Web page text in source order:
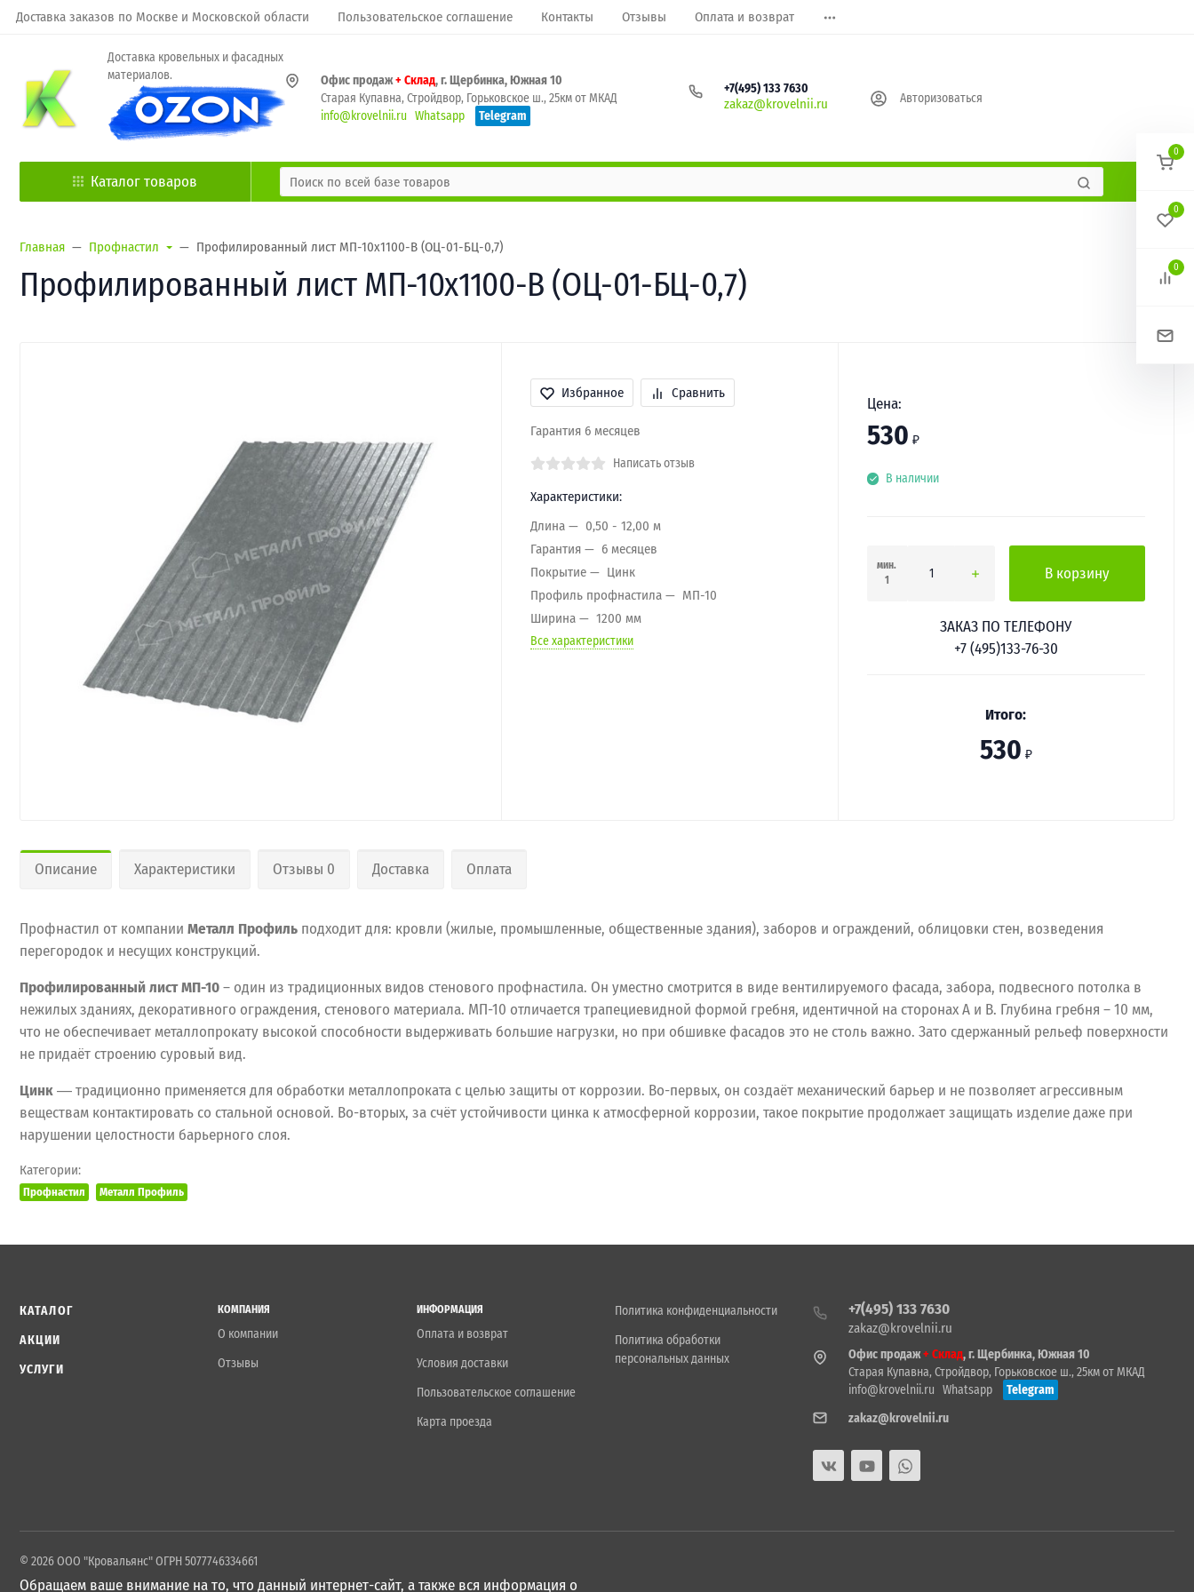
Доставка заказов по Москве и Московской области Пользовательское соглашение Контакты Отзывы Оплата и возврат
Доставка кровельных и фасадных
материалов.
Офис продаж+ Склад, г. Щербинка, Южная 10
Старая Купавна, Стройдвор, Горьковское ш., 25км от МКАД
info@krovelnii.ru Whatsapp Telegram
+7(495) 133 7630
zakaz@krovelnii.ru Авторизоваться
Каталог товаров
Главная Профнастил Профилированный лист МП-10х1100-B (ОЦ-01-БЦ-0,7)
Профилированный лист МП-10х1100-B (ОЦ-01-БЦ-0,7)
Избранное Сравнить
Гарантия 6 месяцев
Написать отзыв
Характеристики:
Длина
0,50 - 12,00 м
Гарантия
6 месяцев
Покрытие
Цинк
Профиль профнастила
МП-10
Ширина
1200 мм
Все характеристики
Цена:
530 ₽
В наличии
мин.
1
В корзину
ЗАКАЗ ПО ТЕЛЕФОНУ
+7 (495)133-76-30
Итого:
530 ₽
Описание Характеристики Отзывы 0 Доставка Оплата
Профнастил от компании Металл Профиль подходит для: кровли (жилые, промышленные, общественные здания), заборов и ограждений, облицовки стен, возведения
перегородок и несущих конструкций.
Профилированный лист МП-10– один из традиционных видов стенового профнастила. Он уместно смотрится в виде вентилируемого фасада, забора, подвесного потолка в
нежилых зданиях, декоративного ограждения, стенового материала. МП-10 отличается трапециевидной формой гребня, идентичной на сторонах А и В. Глубина гребня – 10 мм,
что не обеспечивает металлопрокату высокой способности выдерживать большие нагрузки, но при обшивке фасадов это не столь важно. Зато сдержанный рельеф поверхности
не придаёт строению суровый вид.
Цинк― традиционно применяется для обработки металлопроката с целью защиты от коррозии. Во-первых, он создаёт механический барьер и не позволяет агрессивным
веществам контактировать со стальной основой. Во-вторых, за счёт устойчивости цинка к атмосферной коррозии, такое покрытие продолжает защищать изделие даже при
нарушении целостности барьерного слоя.
Категории:
Профнастил Металл Профиль
КАТАЛОГ
АКЦИИ
УСЛУГИ
КОМПАНИЯ
О компании
Отзывы
ИНФОРМАЦИЯ
Оплата и возврат
Условия доставки
Пользовательское соглашение
Карта проезда
Политика конфиденциальности
Политика обработки
персональных данных
+7(495) 133 7630
zakaz@krovelnii.ru
Офис продаж+ Склад, г. Щербинка, Южная 10
Старая Купавна, Стройдвор, Горьковское ш., 25км от МКАД
info@krovelnii.ru
Whatsapp
Telegram
zakaz@krovelnii.ru
© 2026 ООО "Кровальянс" ОГРН 5077746334661
Обращаем ваше внимание на то, что данный интернет-сайт, а также вся информация о
0
0
0